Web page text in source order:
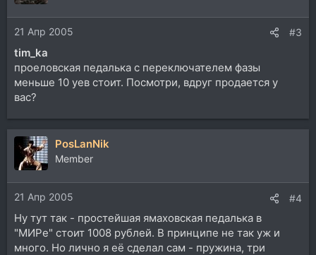
21 Апр 2005 #3
tim_ka
проеловская педалька с переключателем фазы
меньше 10 уев стоит. Посмотри, вдруг продается у
вас?
PosLanNik
Member
21 Апр 2005 #4
Ну тут так - простейшая ямаховская педалька в
"МИРе" стоит 1008 рублей. В принципе не так уж и
много. Но лично я её сделал сам - пружина, три